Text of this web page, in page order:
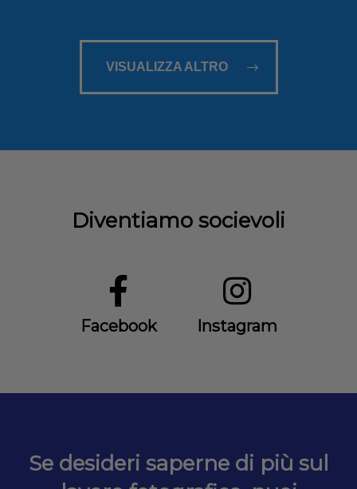
VISUALIZZA ALTRO
Diventiamo socievoli
Facebook Instagram
Se desideri saperne di più sul